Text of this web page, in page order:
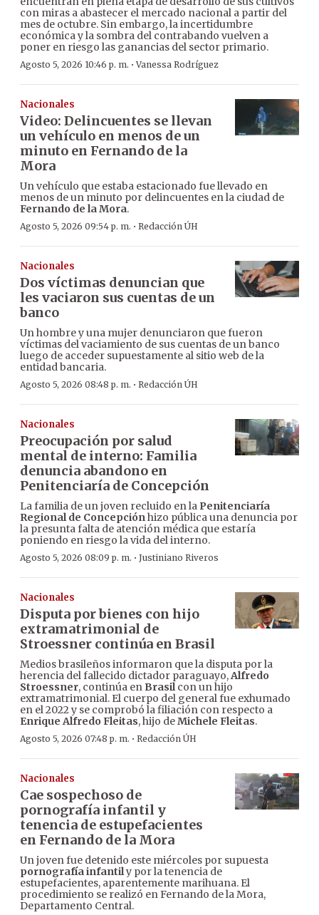
con miras a abastecer el mercado nacional a partir del
mes de octubre. Sin embargo, la incertidumbre
económica y la sombra del contrabando vuelven a
poner en riesgo las ganancias del sector primario.
Agosto 5, 2026 10:46 p. m. ·Vanessa Rodríguez
Nacionales
Video: Delincuentes se llevan
un vehículo en menos de un
minuto en Fernando de la
Mora
Un vehículo que estaba estacionado fue llevado en
menos de un minuto por delincuentes en la ciudad de
Fernando de la Mora.
Agosto 5, 2026 09:54 p. m. · Redacción ÚH
Nacionales
Dos víctimas denuncian que
les vaciaron sus cuentas de un
banco
Un hombre y una mujer denunciaron que fueron
víctimas del vaciamiento de sus cuentas de un banco
luego de acceder supuestamente al sitio web de la
entidad bancaria.
Agosto 5, 2026 08:48 p. m. · Redacción ÚH
Nacionales
Preocupación por salud
mental de interno: Familia
denuncia abandono en
Penitenciaría de Concepción
La familia de un joven recluido en la Penitenciaría
Regional de Concepciónhizo pública una denuncia por
la presunta falta de atención médica que estaría
poniendo en riesgo la vida del interno.
Agosto 5, 2026 08:09 p. m. · Justiniano Riveros
Nacionales
Disputa por bienes con hijo
extramatrimonial de
Stroessner continúa en Brasil
Medios brasileños informaron que la disputa por la
herencia del fallecido dictador paraguayo,Alfredo
Stroessner, continúa en Brasilcon un hijo
extramatrimonial. El cuerpo del general fue exhumado
en el 2022 y se comprobó la filiación con respecto a
Enrique Alfredo Fleitas, hijo deMichele Fleitas.
Agosto 5, 2026 07:48 p. m. · Redacción ÚH
Nacionales
Cae sospechoso de
pornografía infantil y
tenencia de estupefacientes
en Fernando de la Mora
Un joven fue detenido este miércoles por supuesta
pornografía infantily por la tenencia de
estupefacientes, aparentemente marihuana. El
procedimiento se realizó en Fernando de la Mora,
Departamento Central.